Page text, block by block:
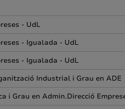
- UdL
- Igualada - UdL
- Igualada - UdL
Industrial i Grau en ADE
i Grau en Admin.Direcció